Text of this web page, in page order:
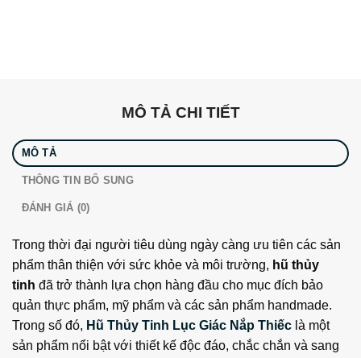
MÔ TẢ CHI TIẾT
MÔ TẢ
THÔNG TIN BỔ SUNG
ĐÁNH GIÁ (0)
Trong thời đại người tiêu dùng ngày càng ưu tiên các sản
phẩm thân thiện với sức khỏe và môi trường, hũ thủy
tinh đã trở thành lựa chọn hàng đầu cho mục đích bảo
quản thực phẩm, mỹ phẩm và các sản phẩm handmade.
Trong số đó, Hũ Thủy Tinh Lục Giác Nắp Thiếc là một
sản phẩm nổi bật với thiết kế độc đáo, chắc chắn và sang